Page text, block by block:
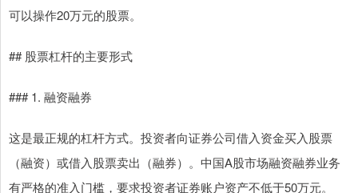
可以操作20万元的股票。
## 股票杠杆的主要形式
### 1. 融资融券
这是最正规的杠杆方式。投资者向证券公司借入资金买入股票
（融资）或借入股票卖出（融券）。中国A股市场融资融券业务
有严格的准入门槛，要求投资者证券账户资产不低于50万元。